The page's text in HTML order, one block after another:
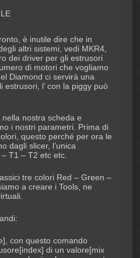
è inutile dire che in
altri sistemi, vedi MKR4,
dei driver per gli estrusori
di motori che vogliamo
Diamond ci servirà una
l’ con la piggy può
nostra scheda e
i nostri parametri. Prima di
questo perché per ora le
dagli slicer, l’unica
T1 – T2 etc etc.
tre colori Red – Green –
a creare i Tools, ne
con questo comando
di un valore[mix